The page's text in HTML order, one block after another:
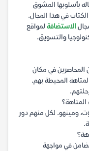
بأسلوبها المشوق
الكتاب في هذا المجال.
الاستضافة لمواقع
والتسويق.
المحاصرين في مكان
المحيطة بهم.
ومينهو. لكل منهم دور
في مواجهة